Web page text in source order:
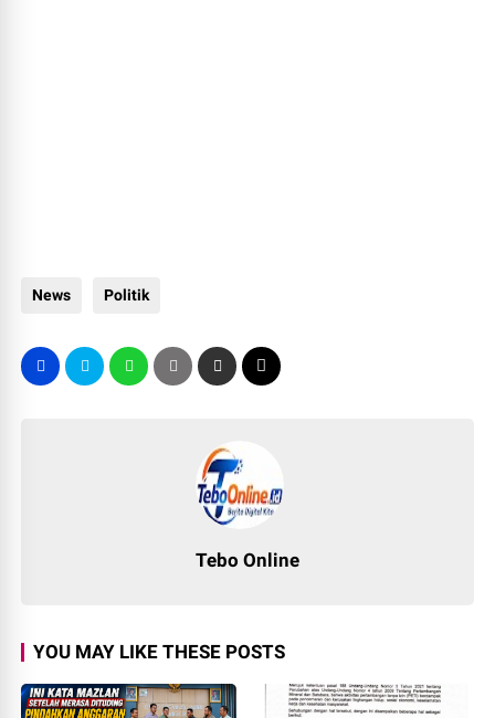
News Politik
Tebo Online
YOU MAY LIKE THESE POSTS